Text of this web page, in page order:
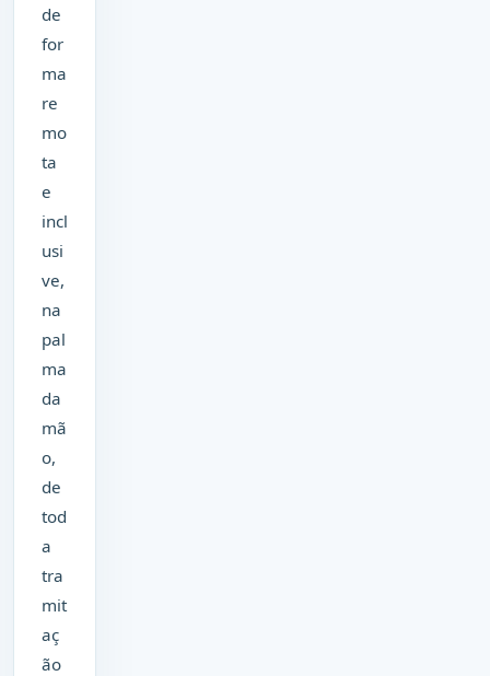
de
for
ma
re
mo
ta
e
incl
usi
ve,
na
pal
ma
da
mã
o,
de
tod
a
tra
mit
aç
ão